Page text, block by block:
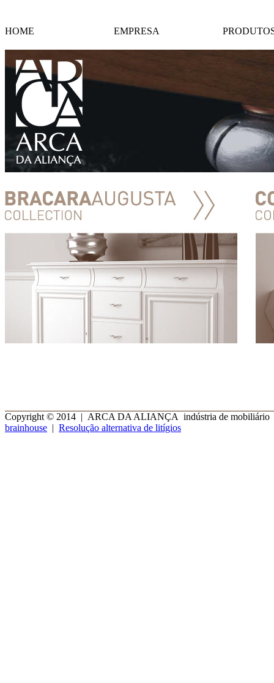
HOME EMPRESA
Copyright © 2014 | ARCA DA ALIANÇA indústria de mobiliário |
brainhouse | Resolução alternativa de litígios